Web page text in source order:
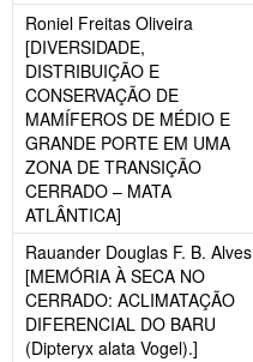
Roniel Freitas Oliveira
[DIVERSIDADE,
DISTRIBUIÇÃO E
CONSERVAÇÃO DE
MAMÍFEROS DE MÉDIO E
GRANDE PORTE EM UMA
ZONA DE TRANSIÇÃO
CERRADO – MATA
ATLÂNTICA]
Rauander Douglas F. B. Alves
[MEMÓRIA À SECA NO
CERRADO: ACLIMATAÇÃO
DIFERENCIAL DO BARU
(Dipteryx alata Vogel).]